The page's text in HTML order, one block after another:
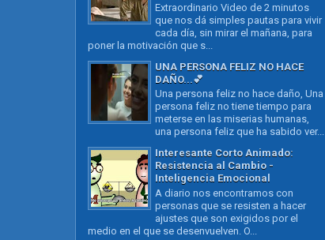
Extraordinario Video de 2 minutos
que nos dá simples pautas para vivir
cada día, sin mirar el mañana, para
poner la motivación que s...
UNA PERSONA FELIZ NO HACE
DAÑO...💕
Una persona feliz no hace daño, Una
persona feliz no tiene tiempo para
meterse en las miserias humanas,
una persona feliz que ha sabido ver...
Interesante Corto Animado:
Resistencia al Cambio -
Inteligencia Emocional
A diario nos encontramos con
personas que se resisten a hacer
ajustes que son exigidos por el
medio en el que se desenvuelven. O...